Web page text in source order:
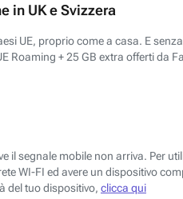
in UK e Svizzera
UE, proprio come a casa. E
Roaming + 25 GB extra offerti da
il segnale mobile non arriva. Per
WI-FI ed avere un dispositivo
del tuo dispositivo, clicca qui